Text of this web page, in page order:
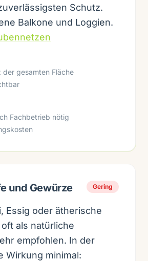
Schutz.
Balkone und Loggien.
der gesamten Fläche
Fachbetrieb nötig
und Gewürze Gering
Essig oder ätherische
als natürliche
empfohlen. In der
Wirkung minimal: